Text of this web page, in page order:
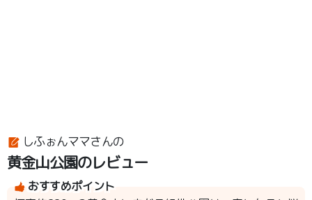
しふぉんママさんの
黄金山公園のレビュー
おすすめポイント